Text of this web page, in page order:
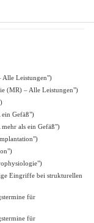
Alle Leistungen")
(MR) – Alle Leistungen")
Gefäß")
als ein Gefäß")
Eingriffe bei strukturellen
für
für